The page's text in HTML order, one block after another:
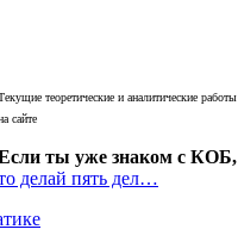
теоретические и аналитические работы
сайте
ты уже знаком с КОБ,
делай пять дел…